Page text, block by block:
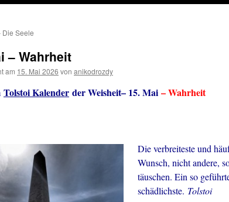
Die Seele
– Wahrheit
am 15. Mai 2026 von anikodrozdy
Tolstoi Kalender der Weisheit– 15. Mai – Wahrheit
Die verbreiteste und
Wunsch, nicht andere,
täuschen. Ein so
schädlichste. Tolstoi